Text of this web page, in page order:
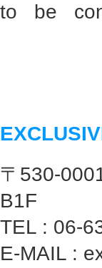
to be
〒530-
B1F
TEL : 06-
E-MAIL :